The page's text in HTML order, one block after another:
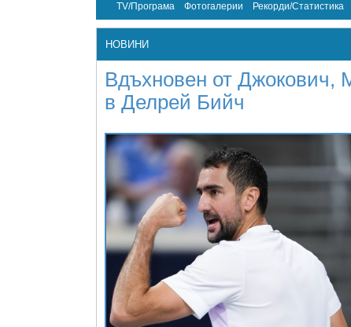
TV/Програма Фотогалерии Рекорди/Статистика
НОВИНИ
Вдъхновен от Джокович,
в Делрей Бийч